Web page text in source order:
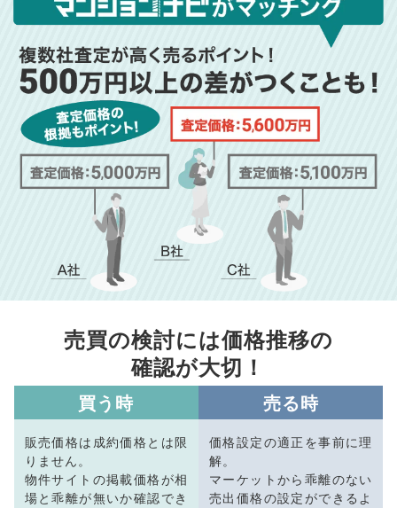
売買の検討には価格推移の
確認が大切！
買う時
販売価格は成約価格とは限
りません。
物件サイトの掲載価格が相
場と乖離が無いか確認でき
売る時
価格設定の適正を事前に理
解。
マーケットから乖離のない
売出価格の設定ができるよ